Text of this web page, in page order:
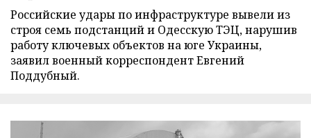
Российские удары по инфраструктуре вывели из
строя семь подстанций и Одесскую ТЭЦ, нарушив
работу ключевых объектов на юге Украины,
заявил военный корреспондент Евгений
Поддубный.